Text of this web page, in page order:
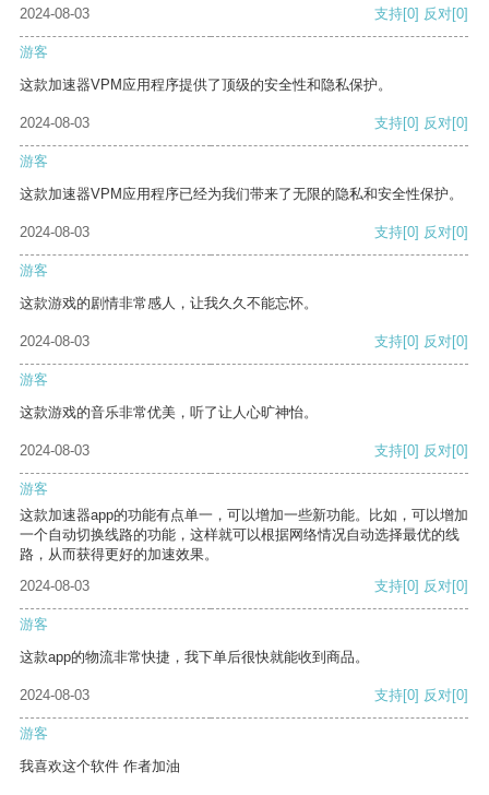
2024-08-03 支持[0] 反对[0]
游客
这款加速器VPM应用程序提供了顶级的安全性和隐私保护。
2024-08-03 支持[0] 反对[0]
游客
这款加速器VPM应用程序已经为我们带来了无限的隐私和安全性保护。
2024-08-03 支持[0] 反对[0]
游客
这款游戏的剧情非常感人，让我久久不能忘怀。
2024-08-03 支持[0] 反对[0]
游客
这款游戏的音乐非常优美，听了让人心旷神怡。
2024-08-03 支持[0] 反对[0]
游客
这款加速器app的功能有点单一，可以增加一些新功能。比如，可以增加
一个自动切换线路的功能，这样就可以根据网络情况自动选择最优的线
路，从而获得更好的加速效果。
2024-08-03
支持[0] 反对[0]
游客
这款app的物流非常快捷，我下单后很快就能收到商品。
2024-08-03 支持[0] 反对[0]
游客
我喜欢这个软件 作者加油